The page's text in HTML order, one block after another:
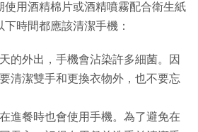
使用酒精棉片或酒精噴霧配合衛生紙
時間都應該清潔手機：
的外出，手機會沾染許多細菌。因
清潔雙手和更換衣物外，也不要忘
進餐時也會使用手機。為了避免在